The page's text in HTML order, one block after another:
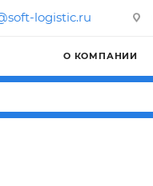
logistic.ru
О КОМПАНИИ